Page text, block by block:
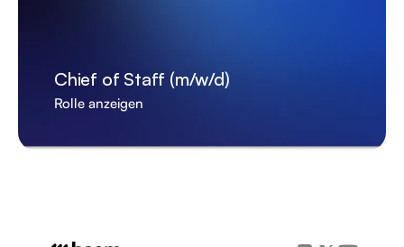
Chief of Staff (m/w/d)
Rolle anzeigen